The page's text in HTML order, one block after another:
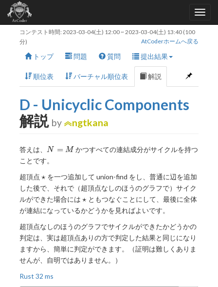
コンテスト時間: 2023-03-04(土) 12:00~ 2023-03-04(土) 13:40 (100
分)
AtCoderホームへ戻る
トップ 問題 質問 提出結果
順位表 バーチャル順位表 解説
D - Unicyclic Components
解説 by ngtkana
答えは、
N
N = M かつすべての連結成分がサイクルを持つ
ことです。
超頂点 \star
⋆ を一つ追加して union-find をし、普通に辺を追加
した後で、それで（超頂点なしのほうのグラフで）サイク
ルができた場合には \star
⋆ ともつなぐことにして、最後に全体
が連結になっているかどうかを見ればよいです。
超頂点なしのほうのグラフでサイクルができたかどうかの
判定は、実は超頂点ありの方で判定した結果と同じになり
ますから、簡単に判定ができます。（証明は難しくありま
せんが、自明ではありません。）
Rust 32 ms